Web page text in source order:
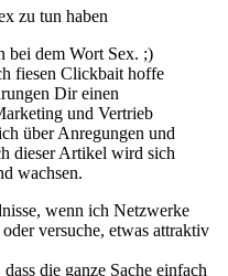
bei dem Wort Sex. ;)
fiesen Clickbait hoffe
Dir einen
und Vertrieb
über Anregungen und
dieser Artikel wird sich
wachsen.
wenn ich Netzwerke
versuche, etwas attraktiv
die ganze Sache einfach